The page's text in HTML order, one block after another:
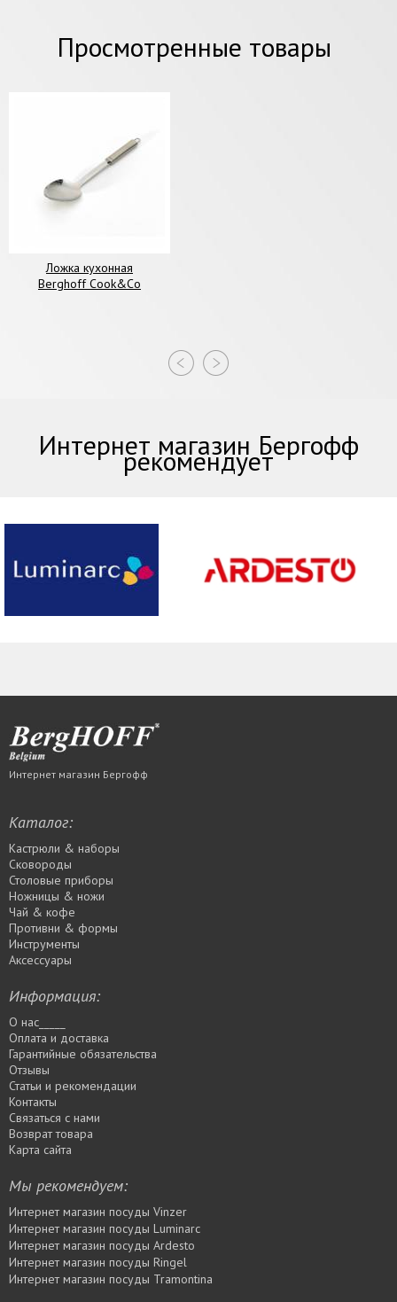
Просмотренные товары
Ложка кухонная
Berghoff Cook&Co
Интернет магазин Бергофф
рекомендует
Интернет магазин Бергофф
Каталог:
Кастрюли & наборы
Сковороды
Столовые приборы
Ножницы & ножи
Чай & кофе
Противни & формы
Инструменты
Аксессуары
Информация:
О нас_____
Оплата и доставка
Гарантийные обязательства
Отзывы
Статьи и рекомендации
Контакты
Связаться с нами
Возврат товара
Карта сайта
Мы рекомендуем:
Интернет магазин посуды Vinzer
Интернет магазин посуды Luminarc
Интернет магазин посуды Ardesto
Интернет магазин посуды Rіngel
Интернет магазин посуды Tramontina